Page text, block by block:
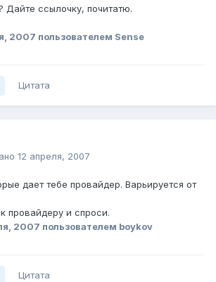
ссылочку, почитатю.
2007 пользователем Sense
Цитата
12 апреля, 2007
дает тебе провайдер. Варьируется от
провайдеру и спроси.
2007 пользователем boykov
Цитата